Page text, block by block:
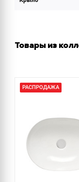
Товары из
РАСПРОДАЖА